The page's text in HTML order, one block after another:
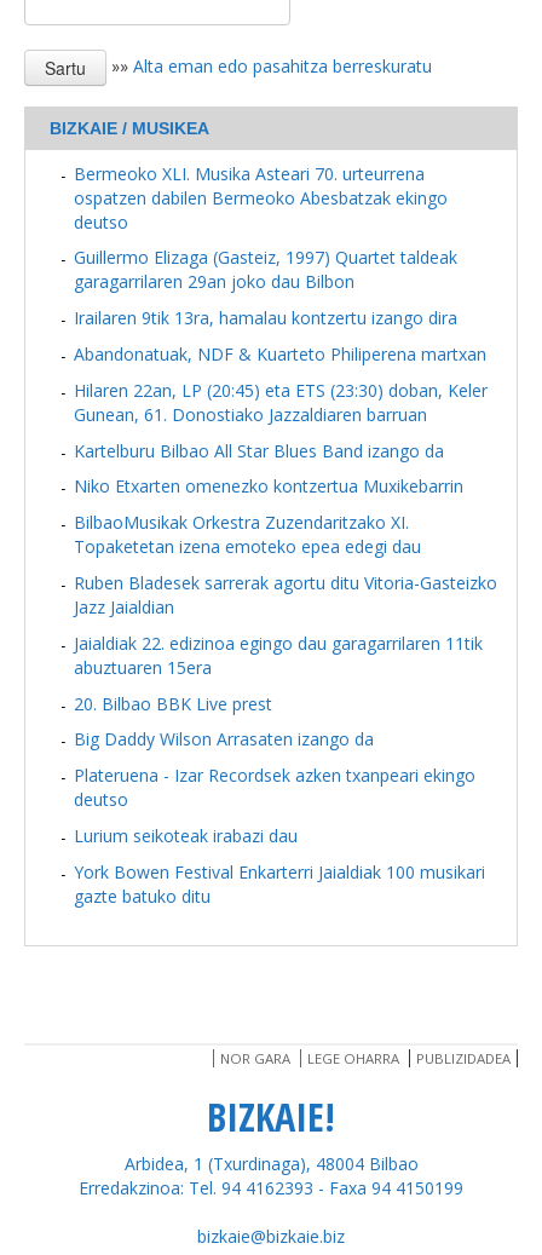
»» Alta eman edo pasahitza berreskuratu
BIZKAIE / MUSIKEA
Bermeoko XLI. Musika Asteari 70. urteurrena
ospatzen dabilen Bermeoko Abesbatzak ekingo
deutso
Guillermo Elizaga (Gasteiz, 1997) Quartet taldeak
garagarrilaren 29an joko dau Bilbon
Irailaren 9tik 13ra, hamalau kontzertu izango dira
Abandonatuak, NDF & Kuarteto Philiperena martxan
Hilaren 22an, LP (20:45) eta ETS (23:30) doban, Keler
Gunean, 61. Donostiako Jazzaldiaren barruan
Kartelburu Bilbao All Star Blues Band izango da
Niko Etxarten omenezko kontzertua Muxikebarrin
BilbaoMusikak Orkestra Zuzendaritzako XI.
Topaketetan izena emoteko epea edegi dau
Ruben Bladesek sarrerak agortu ditu Vitoria-Gasteizko
Jazz Jaialdian
Jaialdiak 22. edizinoa egingo dau garagarrilaren 11tik
abuztuaren 15era
20. Bilbao BBK Live prest
Big Daddy Wilson Arrasaten izango da
Plateruena - Izar Recordsek azken txanpeari ekingo
deutso
Lurium seikoteak irabazi dau
York Bowen Festival Enkarterri Jaialdiak 100 musikari
gazte batuko ditu
NOR GARA LEGE OHARRA PUBLIZIDADEA
BIZKAIE!
Arbidea, 1 (Txurdinaga), 48004 Bilbao
Erredakzinoa: Tel. 94 4162393 - Faxa 94 4150199
bizkaie@bizkaie.biz